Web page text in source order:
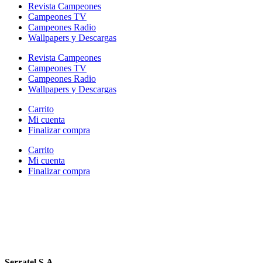
Revista Campeones
Campeones TV
Campeones Radio
Wallpapers y Descargas
Revista Campeones
Campeones TV
Campeones Radio
Wallpapers y Descargas
Carrito
Mi cuenta
Finalizar compra
Carrito
Mi cuenta
Finalizar compra